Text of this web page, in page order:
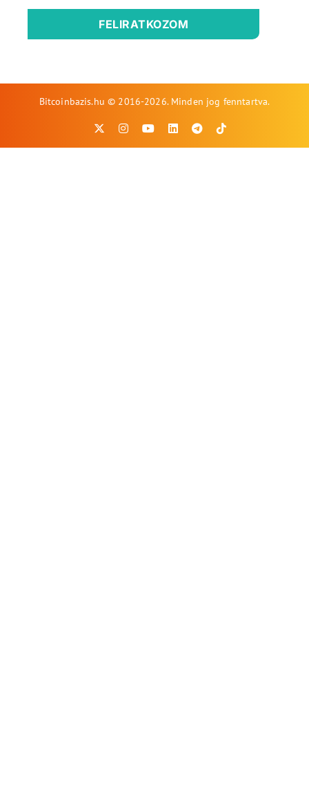
FELIRATKOZOM
Bitcoinbazis.hu © 2016-2026. Minden jog fenntartva.